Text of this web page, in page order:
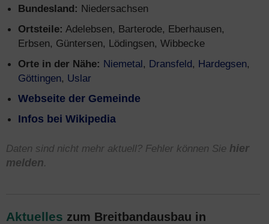
Bundesland: Niedersachsen
Ortsteile: Adelebsen, Barterode, Eberhausen,
Erbsen, Güntersen, Lödingsen, Wibbecke
Orte in der Nähe: Niemetal, Dransfeld, Hardegsen,
Göttingen, Uslar
Webseite der Gemeinde
Infos bei Wikipedia
Daten sind nicht mehr aktuell? Fehler können Sie hier
melden.
Aktuelles zum Breitbandausbau in